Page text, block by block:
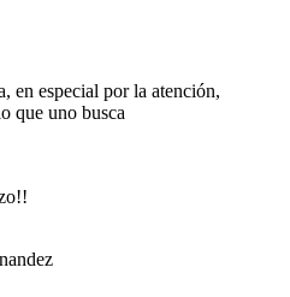
en especial por la atención,
que uno busca